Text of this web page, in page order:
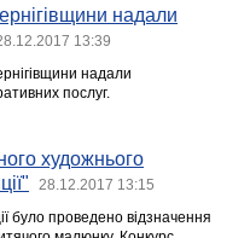
надали
13:39
надали
послуг.
художнього
28.12.2017 13:15
було проведено відзначення